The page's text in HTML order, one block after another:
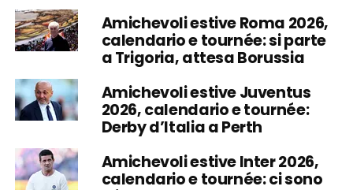
Amichevoli estive Roma 2026,
calendario e tournée: si parte
a Trigoria, attesa Borussia
Amichevoli estive Juventus
2026, calendario e tournée:
Derby d’Italia a Perth
Amichevoli estive Inter 2026,
calendario e tournée: ci sono